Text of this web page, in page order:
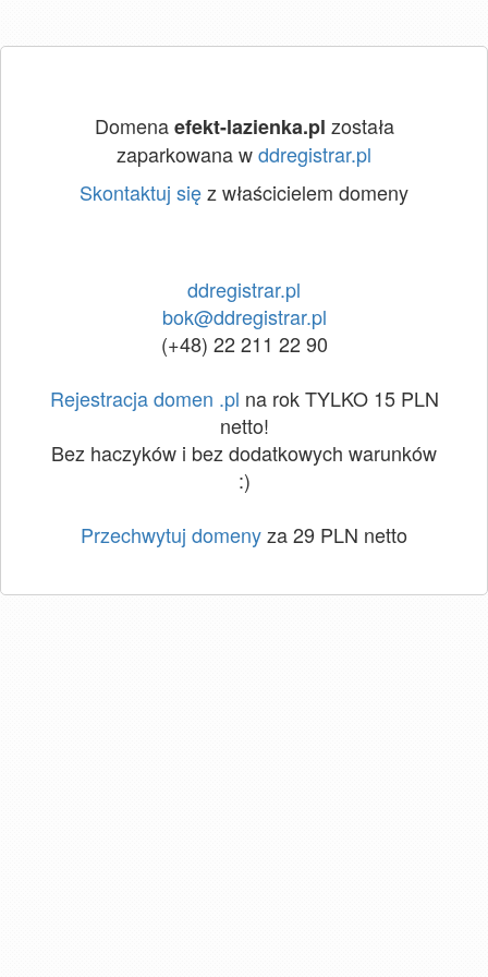
Domenaefekt-lazienka.pl została
zaparkowana wddregistrar.pl
Skontaktuj sięz właścicielem domeny
ddregistrar.pl
bok@ddregistrar.pl
(+48) 22 211 22 90
Rejestracja domen .pl na rok TYLKO 15 PLN
netto!
Bez haczyków i bez dodatkowych warunków
:)
Przechwytuj domenyza 29 PLN netto